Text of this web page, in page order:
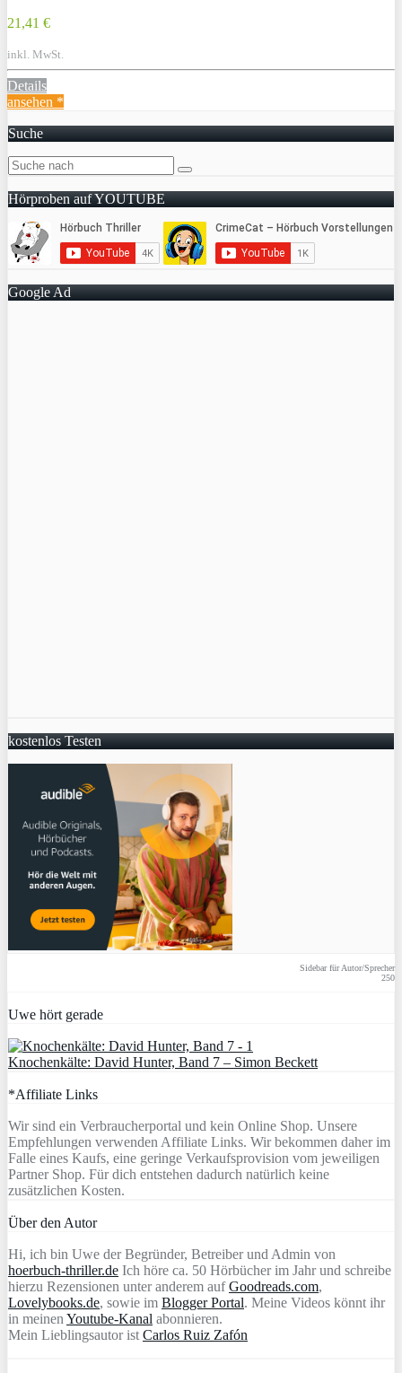
21,41 €
inkl. MwSt.
Details
ansehen *
Suche
Hörproben auf YOUTUBE
Google Ad
kostenlos Testen
Sidebar für Autor/Sprecher
250
Uwe hört gerade
Knochenkälte: David Hunter, Band 7 – Simon Beckett
*Affiliate Links
Wir sind ein Verbraucherportal und kein Online Shop. Unsere
Empfehlungen verwenden Affiliate Links. Wir bekommen daher im
Falle eines Kaufs, eine geringe Verkaufsprovision vom jeweiligen
Partner Shop. Für dich entstehen dadurch natürlich keine
zusätzlichen Kosten.
Über den Autor
Hi, ich bin Uwe der Begründer, Betreiber und Admin von
hoerbuch-thriller.de Ich höre ca. 50 Hörbücher im Jahr und schreibe
hierzu Rezensionen unter anderem aufGoodreads.com,
Lovelybooks.de, sowie im Blogger Portal. Meine Videos könnt ihr
in meinen Youtube-Kanal abonnieren.
Mein Lieblingsautor ist Carlos Ruiz Zafón